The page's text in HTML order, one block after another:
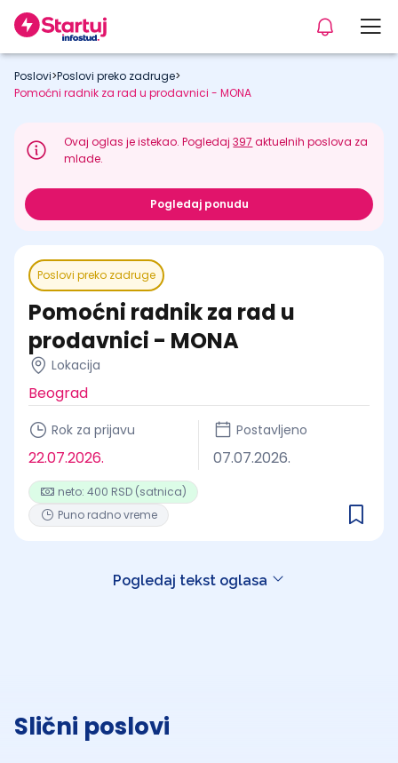
Poslovi>Poslovi preko zadruge>
Pomoćni radnik za rad u prodavnici - MONA
Ovaj oglas je istekao. Pogledaj397 aktuelnih poslova za
mlade.
Pogledaj ponudu
Poslovi preko zadruge
Pomoćni radnik za rad u
prodavnici - MONA
Lokacija
Beograd
Rok za prijavu
22.07.2026.
Postavljeno
07.07.2026.
neto: 400 RSD (satnica)
Puno radno vreme
Pogledaj tekst oglasa
Slični poslovi